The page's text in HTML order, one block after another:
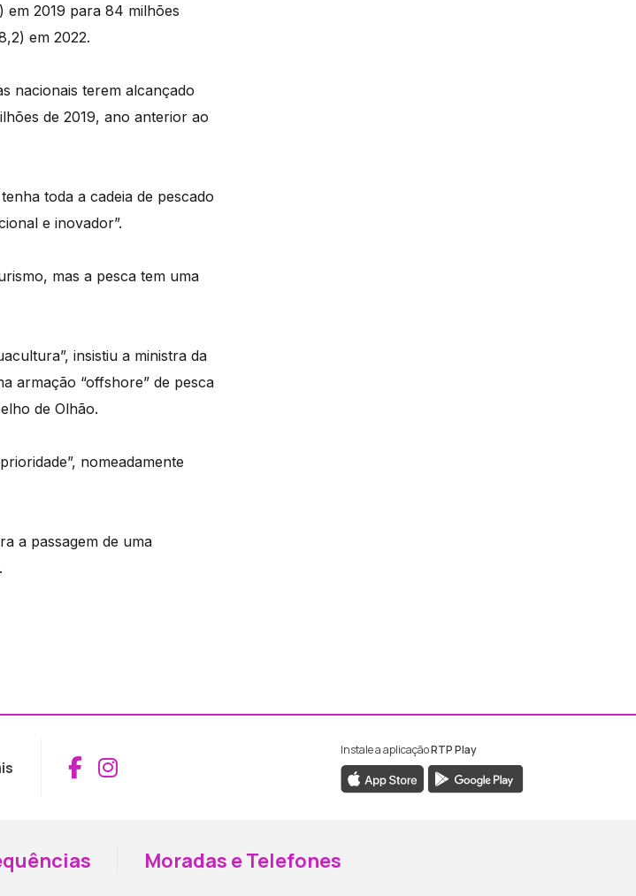
em 2019 para 84 milhões
em 2022.
nacionais terem alcançado
de 2019, ano anterior ao
toda a cadeia de pescado
e inovador”.
mas a pesca tem uma
insistiu a ministra da
armação “offshore” de pesca
de Olhão.
nomeadamente
a passagem de uma
Aceder ao Facebook da RTP Madeira
Aceder ao Instagram da RTP Madeira
Instale a aplicaçãoRTP Play
Moradas e Telefones